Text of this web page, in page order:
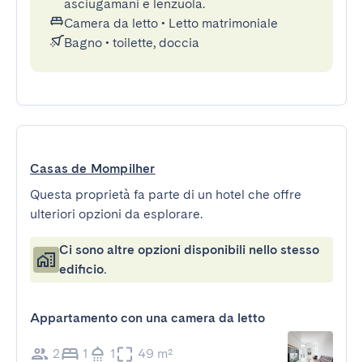
asciugamani e lenzuola.
Camera da letto • Letto matrimoniale
Bagno • toilette, doccia
Casas de Mompilher
Questa proprietà fa parte di un hotel che offre
ulteriori opzioni da esplorare.
Ci sono altre opzioni disponibili nello stesso
edificio.
Appartamento con una camera da letto
2 1 1 49 m²